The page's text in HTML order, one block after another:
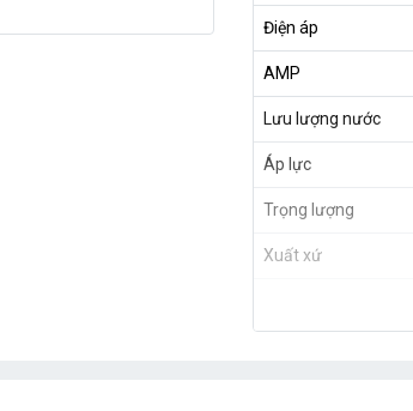
Điện áp
AMP
Lưu lượng nước
Áp lực
Trọng lượng
Xuất xứ